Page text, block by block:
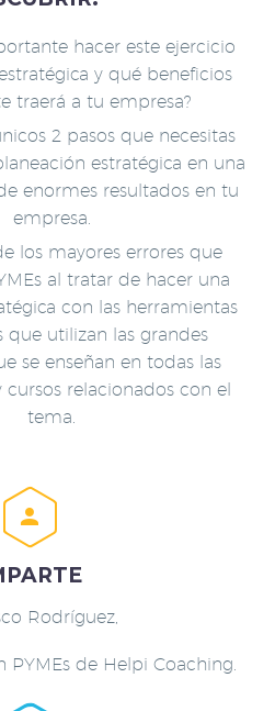
hacer este ejercicio
y qué beneficios
traerá a tu empresa?
2 pasos que necesitas
estratégica en una
enormes resultados en tu
empresa.
los mayores errores que
al tratar de hacer una
con las herramientas
que utilizan las grandes
se enseñan en todas las
cursos relacionados con el
tema.


Rodríguez,
PYMEs de Helpi Coaching.